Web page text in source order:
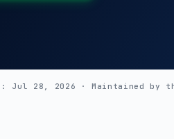
Jul 28, 2026 Maintained by